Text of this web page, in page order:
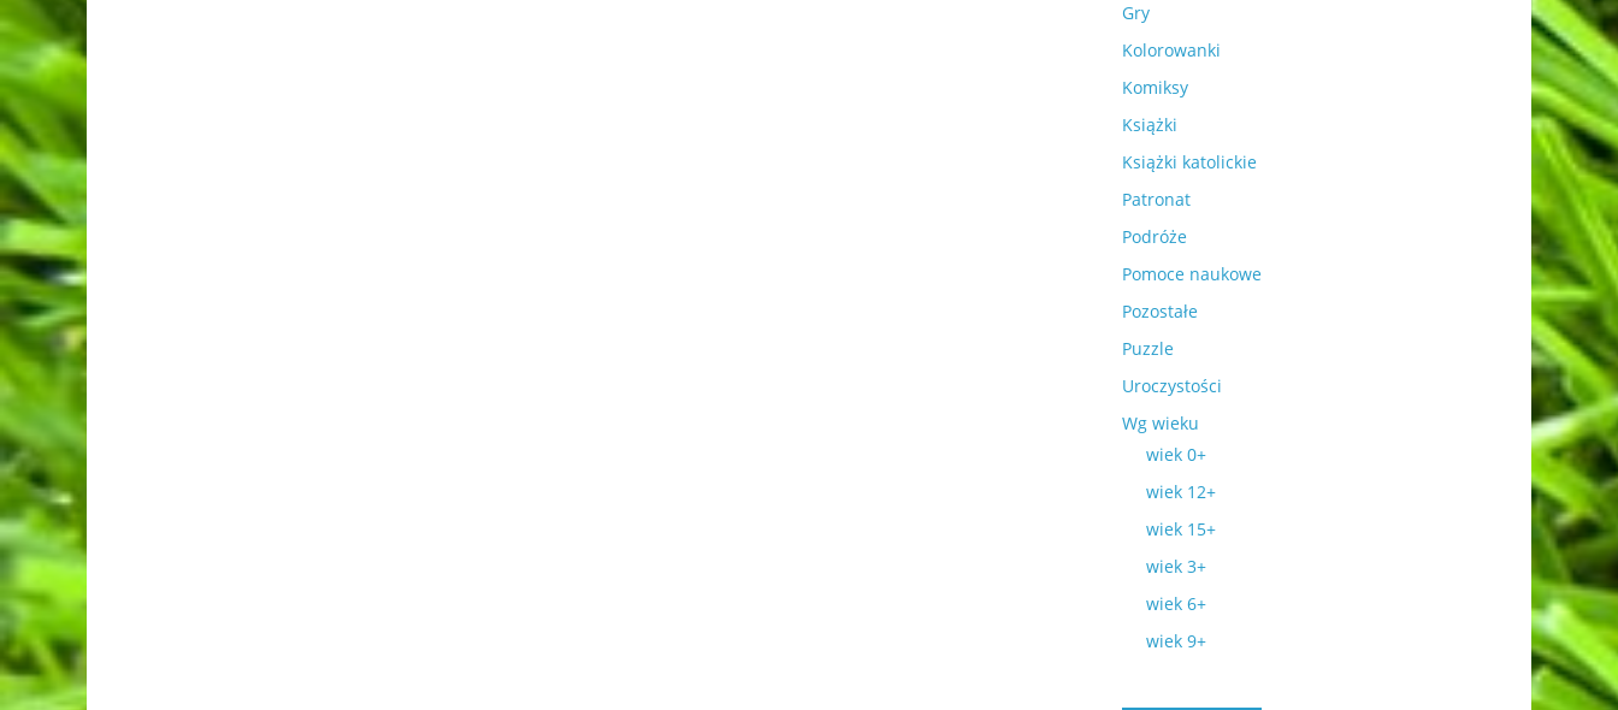
Gry
Kolorowanki
Komiksy
Książki
Książki katolickie
Patronat
Podróże
Pomoce naukowe
Pozostałe
Puzzle
Uroczystości
Wg wieku
wiek 0+
wiek 12+
wiek 15+
wiek 3+
wiek 6+
wiek 9+